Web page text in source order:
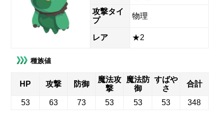
攻撃タイ
プ
物理
レア ★2
種族値
HP 攻撃 防御
魔法攻
撃
魔法防
御
すばや
さ
合計
53 63 73 53 53 53 348